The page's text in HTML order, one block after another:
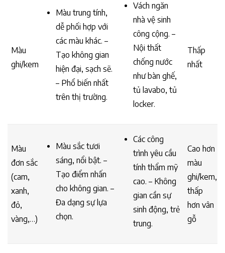
Màu
ghi/kem
Màu trung tính,
dễ phối hợp với
các màu khác. –
Tạo không gian
hiện đại, sạch sẽ.
– Phổ biến nhất
trên thị trường.
Vách ngăn
nhà vệ sinh
công cộng. –
Nội thất
chống nước
như bàn ghế,
tủ lavabo, tủ
locker.
Thấp
nhất
Màu
đơn sắc
(cam,
xanh,
đỏ,
vàng,…)
Màu sắc tươi
sáng, nổi bật. –
Tạo điểm nhấn
cho không gian. –
Đa dạng sự lựa
chọn.
Các công
trình yêu cầu
tính thẩm mỹ
cao. – Không
gian cần sự
sinh động, trẻ
trung.
Cao hơn
màu
ghi/kem,
thấp
hơn vân
gỗ